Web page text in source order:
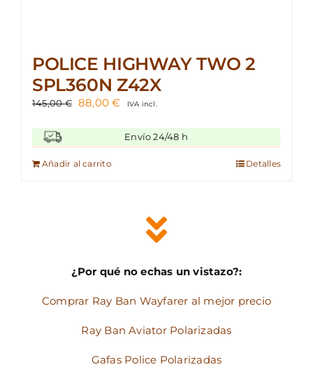
POLICE HIGHWAY TWO 2
SPL360N Z42X
145,00€ El
original
era:
145,00 €.
88,00€ El
actual
es:
IVA incl.
Envío 24/48 h
Añadir al carrito Detalles
¿Por qué no echas un vistazo?:
Comprar Ray Ban Wayfarer al mejor precio
Ray Ban Aviator Polarizadas
Gafas Police Polarizadas